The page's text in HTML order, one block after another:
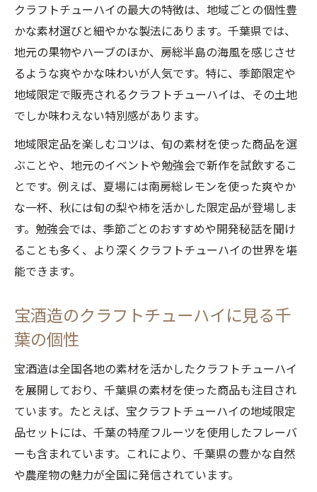
材の個性
クラフトチューハイと地域限定品の楽しみ
方
千葉クラフトチューハイで地産地消を学ぶ
体験
勉強会ならではのクラフトチューハイ知識を深
める
クラフトチューハイ勉強会で学べる知識と
は
割り方や種類を知る千葉のクラフトチュー
ハイ講座
クラフトチューハイの詰め合わせで味の違
千葉のクラフトチューハイ勉強セミナー参
加のポイント
クラフトチューハイ勉強会で得られる専門
情報
交流会を通じて千葉のクラフトチューハイ文化
を知る
クラフトチューハイ文化を交流会で楽しく
クラフトチューハイの最大の特徴は、地域ごとの個性豊
かな素材選びと細やかな製法にあります。千葉県では、
地元の果物やハーブのほか、房総半島の海風を感じさせ
るような爽やかな味わいが人気です。特に、季節限定や
地域限定で販売されるクラフトチューハイは、その土地
でしか味わえない特別感があります。
地域限定品を楽しむコツは、旬の素材を使った商品を選
ぶことや、地元のイベントや勉強会で新作を試飲するこ
とです。例えば、夏場には南房総レモンを使った爽やか
な一杯、秋には旬の梨や柿を活かした限定品が登場しま
す。勉強会では、季節ごとのおすすめや開発秘話を聞け
ることも多く、より深くクラフトチューハイの世界を堪
能できます。
宝酒造のクラフトチューハイに見る千
葉の個性
宝酒造は全国各地の素材を活かしたクラフトチューハイ
を展開しており、千葉県の素材を使った商品も注目され
ています。たとえば、宝クラフトチューハイの地域限定
品セットには、千葉の特産フルーツを使用したフレーバ
ーも含まれています。これにより、千葉県の豊かな自然
や農産物の魅力が全国に発信されています。